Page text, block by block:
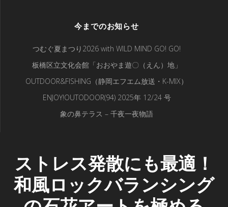
今までのお知らせ
つむぐ夏まつり2026 with WILD MIND GO! GO!
板橋区立文化会館「おおやま遊〇（えん）地」
OUTDOOR&FISHING（静岡エフエム放送・K-MIX）
ENJOY!OUTODOOR(94) 2025年 12/24 号
象の鼻テラス – 千夜一夜物語
ストレス発散にも最適！
和風ロックバランシング